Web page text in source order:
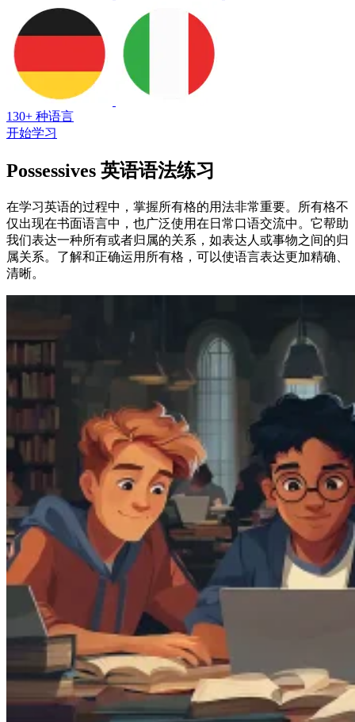
130+ 种语言
开始学习
Possessives 英语语法练习
在学习英语的过程中，掌握所有格的用法非常重要。所有格不
仅出现在书面语言中，也广泛使用在日常口语交流中。它帮助
我们表达一种所有或者归属的关系，如表达人或事物之间的归
属关系。了解和正确运用所有格，可以使语言表达更加精确、
清晰。